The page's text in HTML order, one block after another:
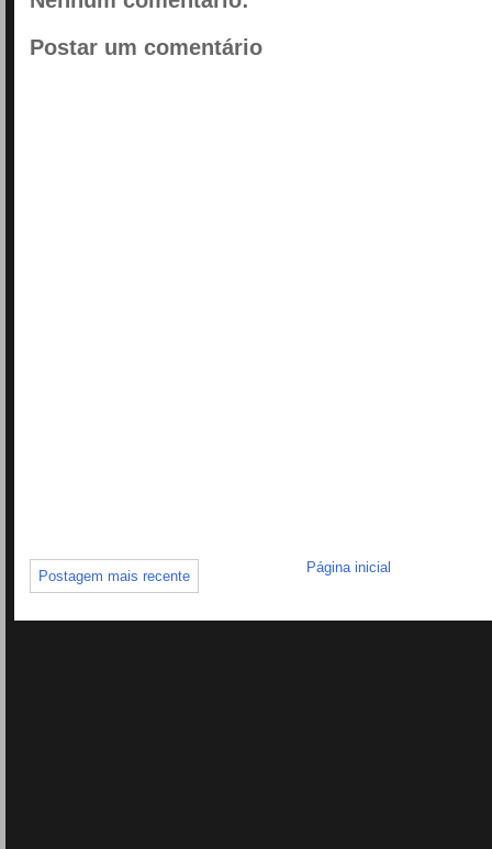
Postar um comentário
Postagem mais recente
Página inicial